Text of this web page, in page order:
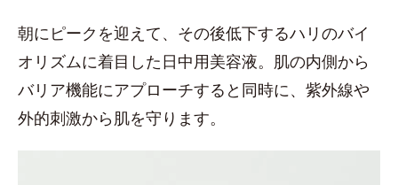
朝にピークを迎えて、その後低下するハリのバイ
オリズムに着目した日中用美容液。肌の内側から
バリア機能にアプローチすると同時に、紫外線や
外的刺激から肌を守ります。